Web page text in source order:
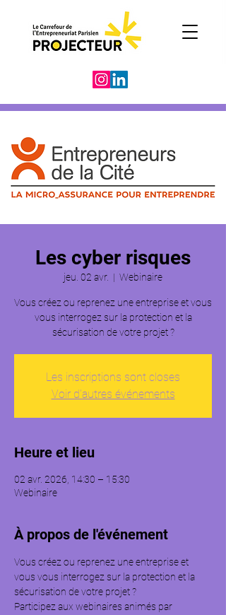
Les cyber risques
jeu. 02 avr.
  |
Webinaire
Vous créez ou reprenez une entreprise et vous
vous interrogez sur la protection et la
sécurisation de votre projet ?
Les inscriptions sont closes
Voir d'autres événements
Heure et lieu
02 avr. 2026, 14:30 – 15:30
Webinaire
À propos de l'événement
Vous créez ou reprenez une entreprise et
vous vous interrogez sur la protection et la
sécurisation de votre projet ?
Participez aux webinaires animés par